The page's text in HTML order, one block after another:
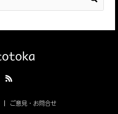
ご意見・お問合せ